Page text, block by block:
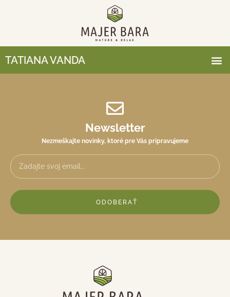
TATIANA VANDA
Newsletter
Nezmeškajte novinky, ktoré pre Vás pripravujeme
ODOBERAŤ